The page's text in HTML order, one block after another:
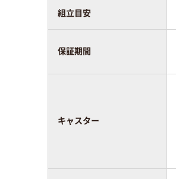
組立目安
保証期間
キャスター